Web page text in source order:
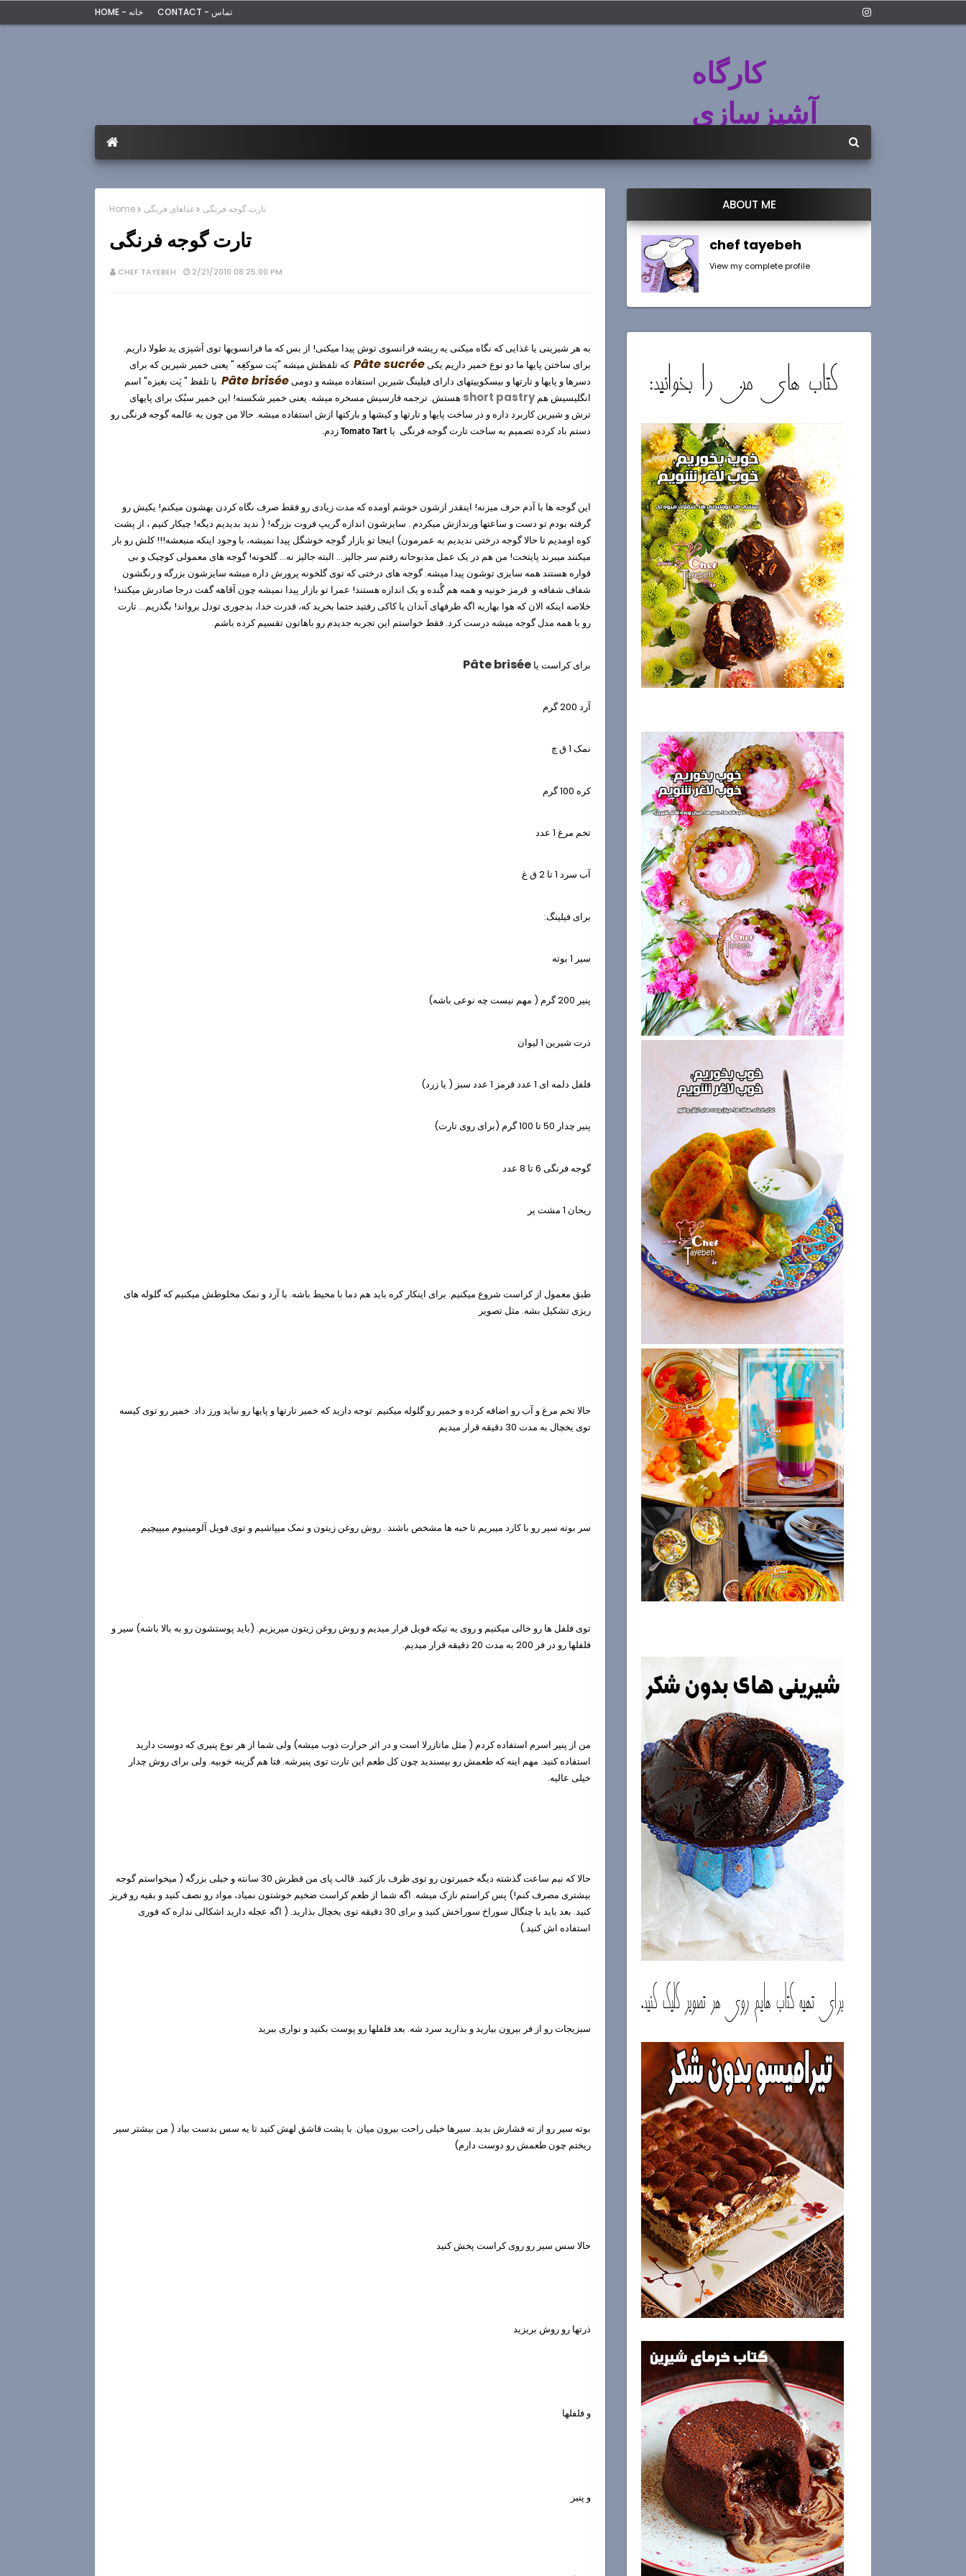
HOME - خانه CONTACT - تماس
کارگاه
آشپزسازی
Home غذاهای فرنگی تارت گوجه فرنگی
تارت گوجه فرنگی
CHEF TAYEBEH 2/21/2010 08:25:00 PM
به هر شیرینی یا غذایی که نگاه میکنی یه ریشه فرانسوی توش پیدا میکنی! از بس که ما فرانسویها توی آشپزی ید طولا داریم.
برای ساختن پایها ما دو نوع خمیر داریم یکیPâte sucrée که تلفظش میشه "پَت سوکغِه " یعنی خمیر شیرین که برای
دسرها و پایها و تارتها و بیسکوییتهای دارای فیلینگ شیرین استفاده میشه و دومیPâte brisée با تلفظ " پَت بغیزه" اسم
انگلیسیش همshort pastry هستش. ترجمه فارسیش مسخره میشه. یعنی خمیر شکسته! این خمیر سبُک برای پایهای
ترش و شیرین کاربرد داره و در ساخت پایها و تارتها و کیشها و بارکتها ازش استفاده میشه. حالا من چون یه عالمه گوجه فرنگی رو
دستم باد کرده تصمیم به ساخت تارت گوجه فرنگی یا Tomato Tart زدم.
این گوجه ها با آدم حرف میزنه! اینقدر ازشون خوشم اومده که مدت زیادی رو فقط صرف نگاه کردن بهشون میکنم! یکیش رو
گرفته بودم تو دست و ساعتها ورندازش میکردم . سایزشون اندازه گریپ فروت بزرگه! ( ندید بدیدیم دیگه! چیکار کنیم ، از پشت
کوه اومدیم تا حالا گوجه درختی ندیدیم به عمرمون) اینجا تو بازار گوجه خوشگل پیدا نمیشه، با وجود اینکه منبعشه!!! کلش رو بار
میکنند میبرند پایتخت! من هم در یک عمل مذبوحانه رفتم سر جالیز... البته جالیز نه... گلخونه! گوجه های معمولی کوچیک و بی
قواره هستند همه سایزی توشون پیدا میشه. گوجه های درختی که توی گلخونه پرورش داره میشه سایزشون بزرگه و رنگشون
شفاف شفافه و قرمز خونیه و همه هم گُنده و یک اندازه هستند! عمرا تو بازار پیدا نمیشه چون آقاهه گفت درجا صادرش میکنند!
خلاصه اینکه الان که هوا بهاریه اگه طرفهای آبدان یا کاکی رفتید حتما بخرید که، قدرت خدا، بدجوری تودل برواند! بگذریم... تارت
رو با همه مدل گوجه میشه درست کرد. فقط خواستم این تجربه جدیدم رو باهاتون تقسیم کرده باشم.
برای کراست یا Pâte brisée
آرد 200 گرم
نمک 1 ق چ
کره 100 گرم
تخم مرغ 1 عدد
آب سرد 1 تا 2 ق غ
برای فیلینگ:
سیر 1 بوته
پنیر 200 گرم ( مهم نیست چه نوعی باشه)
ذرت شیرین 1 لیوان
فلفل دلمه ای 1 عدد قرمز 1 عدد سبز ( یا زرد)
پنیر چدار 50 تا 100 گرم (برای روی تارت)
گوجه فرنگی 6 تا 8 عدد
ریحان 1 مشت پر
طبق معمول از کراست شروع میکنیم. برای اینکار کره باید هم دما با محیط باشه. با آرد و نمک مخلوطش میکنیم که گلوله های
ریزی تشکیل بشه. مثل تصویر
حالا تخم مرغ و آب رو اضافه کرده و خمیر رو گلوله میکنیم. توجه دارید که خمیر تارتها و پایها رو نباید ورز داد. خمیر رو توی کیسه
توی یخچال به مدت 30 دقیقه قرار میدیم
سر بوته سیر رو با کارد میبریم تا حبه ها مشخص باشند . روش روغن زیتون و نمک میپاشیم و توی فویل آلومینیوم میپیچیم.
توی فلفل ها رو خالی میکنیم و روی یه تیکه فویل قرار میدیم و روش روغن زیتون میریزیم. (باید پوستشون رو به بالا باشه) سیر و
فلفلها رو در فر 200 به مدت 20 دقیقه قرار میدیم.
من از پنیر اسرم استفاده کردم ( مثل ماتازرلا است و در اثر حرارت ذوب میشه) ولی شما از هر نوع پنیری که دوست دارید
استفاده کنید. مهم اینه که طعمش رو بپسندید چون کل طعم این تارت توی پنیرشه. فتا هم گزینه خوبیه. ولی برای روش چدار
خیلی عالیه.
حالا که نیم ساعت گذشته دیگه خمیرتون رو توی ظرف باز کنید. قالب پای من قطرش 30 سانته و خیلی بزرگه ( میخواستم گوجه
بیشتری مصرف کنم!) پس کراستم نازک میشه. اگه شما از طعم کراست ضخیم خوشتون نمیاد، مواد رو نصف کنید و بقیه رو فریز
کنید. بعد باید با چنگال سوراخ سوراخش کنید و برای 30 دقیقه توی یخچال بذارید. ( اگه عجله دارید اشکالی نداره که فوری
استفاده اش کنید.)
سبزیجات رو از فر بیرون بیارید و بذارید سرد شه. بعد فلفلها رو پوست بکنید و نواری ببرید
بوته سیر رو از ته فشارش بدید. سیرها خیلی راحت بیرون میان. با پشت قاشق لهش کنید تا یه سس بدست بیاد ( من بیشتر سیر
ریختم چون طعمش رو دوست دارم)
حالا سس سیر رو روی کراست پخش کنید
ذرتها رو روش بریزید
و فلفلها
و پنیر
ABOUT ME
chef tayebeh
View my complete profile